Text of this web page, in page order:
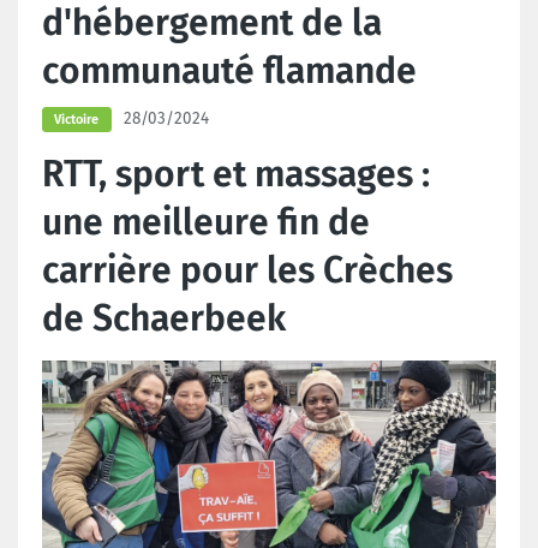
d'hébergement de la
communauté flamande
Victoire 28/03/2024
RTT, sport et massages :
une meilleure fin de
carrière pour les Crèches
de Schaerbeek